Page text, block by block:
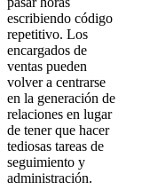
escribiendo código
repetitivo. Los
encargados de
ventas pueden
volver a centrarse
en la generación de
relaciones en lugar
de tener que hacer
tediosas tareas de
seguimiento y
administración.